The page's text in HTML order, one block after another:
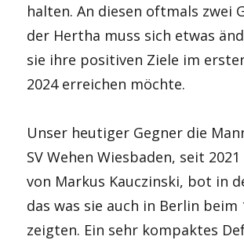
halten. An diesen oftmals zwei
der Hertha muss sich etwas
sie ihre positiven Ziele im
2024 erreichen möchte.
Unser heutiger Gegner die
SV Wehen Wiesbaden, seit
von Markus Kauczinski, bot in
das was sie auch in Berlin beim
zeigten. Ein sehr kompaktes